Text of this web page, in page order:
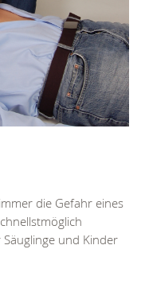
die Gefahr eines
und Kinder